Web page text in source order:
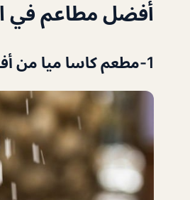
أفضل مطاعم في
1-مطعم كاسا ميا من أفضل مطاعم في القرهود دبي